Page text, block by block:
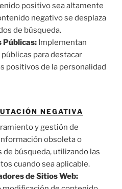
positivo sea altamente
negativo se desplaza
de búsqueda.
Públicas: Implementan
para destacar
positivos de la personalidad
NEGATIVA
y gestión de
obsoleta o
búsqueda, utilizando las
cuando sea aplicable.
de Sitios Web: